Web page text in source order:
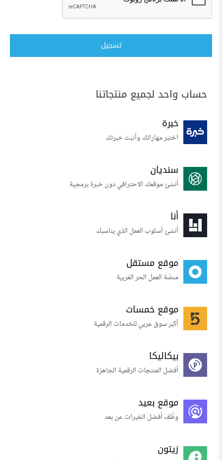
تسجيل
حساب واحد لجميع منتجاتنا
خبرة
اختبر مهاراتك وأثبت خبرتك
سنديان
أنشئ موقعك الاحترافي دون خبرة برمجية
أنا
أنشئ أسلوب العمل الذي يناسبك
موقع مستقل
منصّة العمل الحر العربية
موقع خمسات
أكبر سوق عربي للخدمات الرقمية
بيكاليكا
أفضل المنتجات الرقمية الجاهزة
موقع بعيد
وظّف أفضل الخبرات عن بعد
زيتون